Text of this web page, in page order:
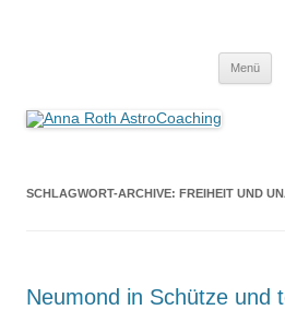
Menü
SCHLAGWORT-ARCHIVE: FREIHEIT UND
Neumond in Schütze und